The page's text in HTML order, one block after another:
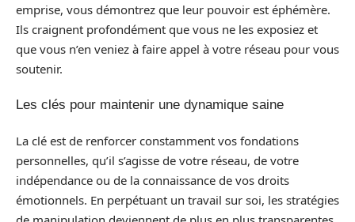
emprise, vous démontrez que leur pouvoir est éphémère.
Ils craignent profondément que vous ne les exposiez et
que vous n’en veniez à faire appel à votre réseau pour vous
soutenir.
Les clés pour maintenir une dynamique saine
La clé est de renforcer constamment vos fondations
personnelles, qu’il s’agisse de votre réseau, de votre
indépendance ou de la connaissance de vos droits
émotionnels. En perpétuant un travail sur soi, les stratégies